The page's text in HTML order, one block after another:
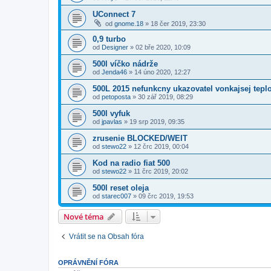
UConnect 7
od gnome.18 » 18 čer 2019, 23:30
0,9 turbo
od Designer » 02 bře 2020, 10:09
500l víčko nádrže
od Jenda46 » 14 úno 2020, 12:27
500L 2015 nefunkcny ukazovatel vonkajsej
od petoposta » 30 zář 2019, 08:29
500l vyfuk
od jpavlas » 19 srp 2019, 09:35
zrusenie BLOCKED/WEIT
od stewo22 » 12 črc 2019, 00:04
Kod na radio fiat 500
od stewo22 » 11 črc 2019, 20:02
500l reset oleja
od starec007 » 09 črc 2019, 19:53
Nové téma
Vrátit se na Obsah fóra
OPRÁVNĚNÍ FÓRA